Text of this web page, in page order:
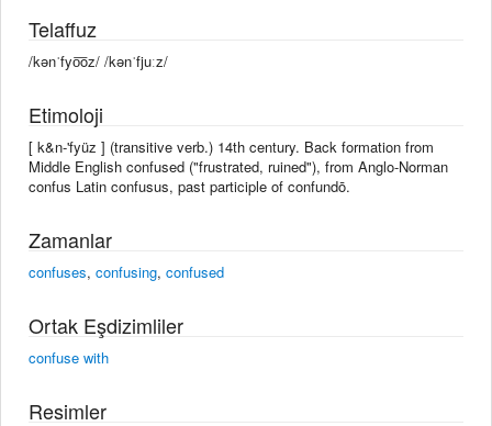
Telaffuz
/kənˈfyo͞oz/ /kənˈfjuːz/
Etimoloji
[ k&n-'fyüz ] (transitive verb.) 14th century. Back formation from
Middle English confused ("frustrated, ruined"), from Anglo-Norman
confus Latin confusus, past participle of confundō.
Zamanlar
confuses, confusing, confused
Ortak Eşdizimliler
confuse with
Resimler